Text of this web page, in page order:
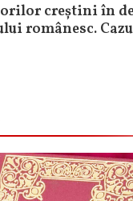
creștini în
românesc.